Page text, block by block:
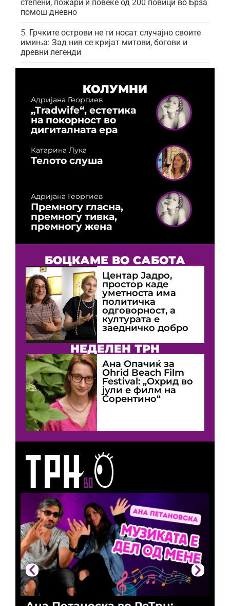
степени, пожари и повеќе од 200 повици во Брза
помош дневно
Грчките острови не ги носат случајно своите
имиња: Зад нив се кријат митови, богови и
древни легенди
КОЛУМНИ
Адријана Георгиев
„Tradwife“, естетика
на покорност во
дигиталната ера
Катарина Лука
Телото слуша
Адријана Георгиев
Премногу гласна,
премногу тивка,
премногу жена
БОЦКАМЕ ВО САБОТА
Центар Јадро,
простор каде
уметноста има
политичка
одговорност, а
културата е
заедничко добро
НЕДЕЛЕН ТРН
Ана Опачиќ за
Оhrid Beach Film
Festival: „Охрид во
јули е филм на
Сорентино“